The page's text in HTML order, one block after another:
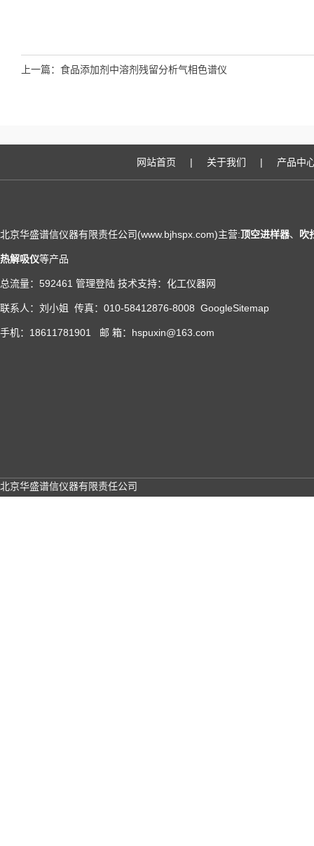
上一篇： 食品添加剂中溶剂残留分析气相色谱仪
网站首页 | 关于我们 | 产品中
北京华盛谱信仪器有限责任公司(www.bjhspx.com)主营:顶空进样器、 吹
热解吸仪等产品
总流量：592461 管理登陆 技术支持： 化工仪器网
联系人：刘小姐 传真：010-58412876-8008 GoogleSitemap
手机：18611781901 邮 箱：hspuxin@163.com
北京华盛谱信仪器有限责任公司